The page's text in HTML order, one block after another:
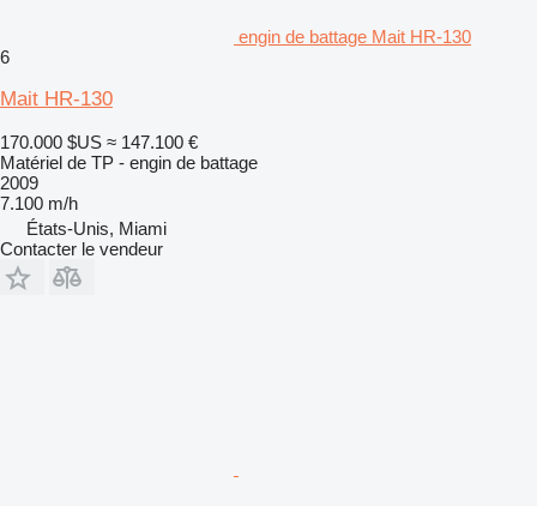
engin de battage Mait HR-130
6
Mait HR-130
170.000 $US ≈ 147.100 €
Matériel de TP - engin de battage
2009
7.100 m/h
États-Unis, Miami
Contacter le vendeur